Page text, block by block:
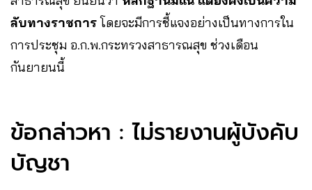
ลับทางราชการโดยจะมีการชี้แจงอย่างเป็นทางการใน
การประชุม อ.ก.พ.กระทรวงสาธารณสุข ช่วงเดือน
กันยายนนี้
ข้อกล่าวหา : ไม่รายงานผู้บังคับ
บัญชา